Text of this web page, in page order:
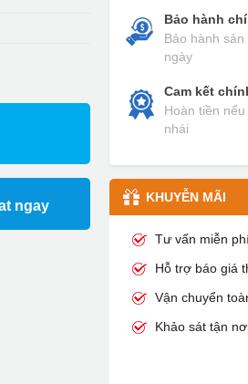
ngay
Bảo hành
Bảo hành
ngày
Cam kết
Hoàn tiền
nhái
KHUYỄN MÃI
Tư vấn miễn
Hỗ trợ báo giá
Vận chuyển
Khảo sát tận